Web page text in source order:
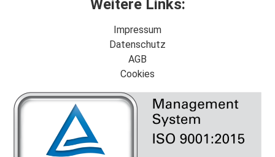
Weitere Links:
Impressum
Datenschutz
AGB
Cookies